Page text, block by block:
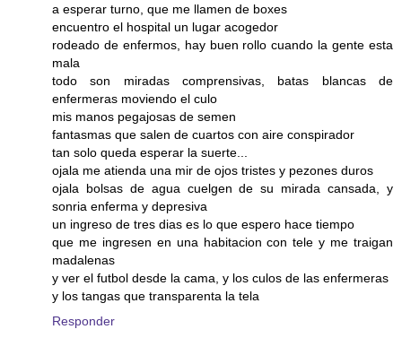
a esperar turno, que me llamen de boxes
encuentro el hospital un lugar acogedor
rodeado de enfermos, hay buen rollo cuando la gente esta
mala
todo son miradas comprensivas, batas blancas de
enfermeras moviendo el culo
mis manos pegajosas de semen
fantasmas que salen de cuartos con aire conspirador
tan solo queda esperar la suerte...
ojala me atienda una mir de ojos tristes y pezones duros
ojala bolsas de agua cuelgen de su mirada cansada, y
sonria enferma y depresiva
un ingreso de tres dias es lo que espero hace tiempo
que me ingresen en una habitacion con tele y me traigan
madalenas
y ver el futbol desde la cama, y los culos de las enfermeras
y los tangas que transparenta la tela
Responder